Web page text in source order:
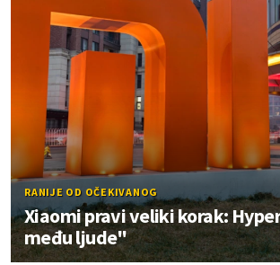
RANIJE OD OČEKIVANOG
Xiaomi pravi veliki korak:
među ljude"